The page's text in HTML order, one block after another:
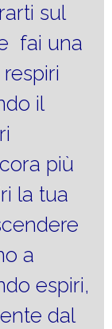
sul
fai una
il
più
la tua
a
espiri,
dal